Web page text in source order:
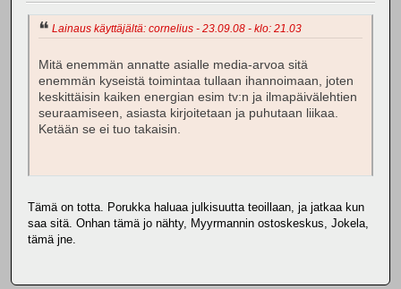
Lainaus käyttäjältä: cornelius - 23.09.08 - klo: 21.03
Mitä enemmän annatte asialle media-arvoa sitä
enemmän kyseistä toimintaa tullaan ihannoimaan, joten
keskittäisin kaiken energian esim tv:n ja ilmapäivälehtien
seuraamiseen, asiasta kirjoitetaan ja puhutaan liikaa.
Ketään se ei tuo takaisin.
Tämä on totta. Porukka haluaa julkisuutta teoillaan, ja jatkaa kun
saa sitä. Onhan tämä jo nähty, Myyrmannin ostoskeskus, Jokela,
tämä jne.